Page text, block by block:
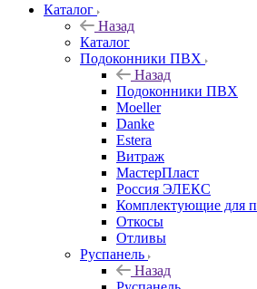
Каталог
Назад
Каталог
Подоконники ПВХ
Назад
Подоконники ПВХ
Moeller
Danke
Estera
Витраж
МастерПласт
Россия ЭЛЕКС
Комплектующие для
Откосы
Отливы
Руспанель
Назад